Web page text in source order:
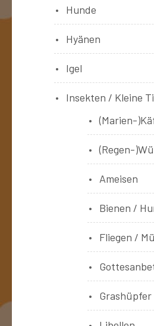
Hunde
Hyänen
Igel
Insekten / Kleine
(Marien-
(Regen-
Ameisen
Bienen /
Fliegen /